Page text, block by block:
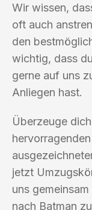
Wir wissen,
oft auch
den
wichtig, dass
gerne auf uns
Anliegen hast.
Überzeuge
jetzt
uns
nach Batman